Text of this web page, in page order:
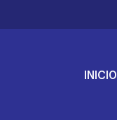
INICIO